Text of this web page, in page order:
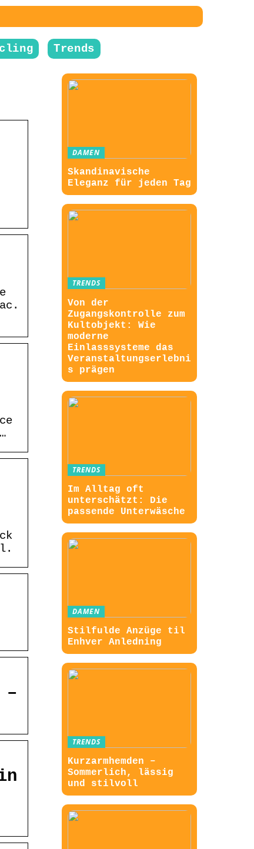
Trends
–
DAMEN
Skandinavische
Eleganz für jeden Tag
TRENDS
Von der
Zugangskontrolle zum
Kultobjekt: Wie
moderne
Einlasssysteme das
Veranstaltungserlebni
s prägen
TRENDS
Im Alltag oft
unterschätzt: Die
passende Unterwäsche
DAMEN
Stilfulde Anzüge til
Enhver Anledning
TRENDS
Kurzarmhemden –
Sommerlich, lässig
und stilvoll